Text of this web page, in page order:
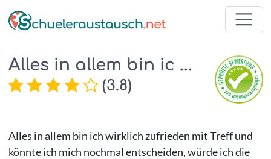
Alles in allem bin ic ...
(3.8)
Alles in allem bin ich wirklich zufrieden mit Treff und
könnte ich mich nochmal entscheiden, würde ich die